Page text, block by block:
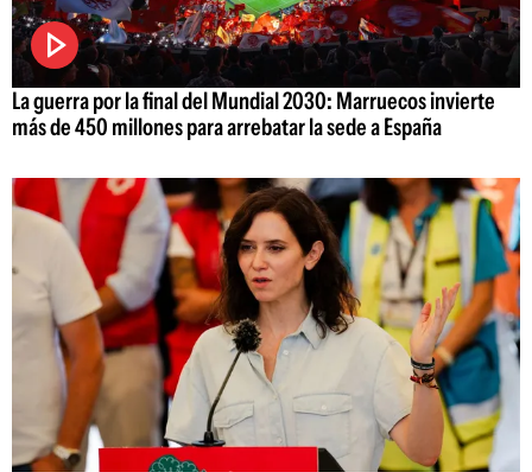
La guerra por la final del Mundial 2030: Marruecos invierte
más de 450 millones para arrebatar la sede a España